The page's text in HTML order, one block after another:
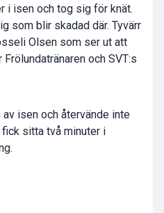
i isen och tog sig för knät.
som blir skadad där. Tyvärr
Olsen som ser ut att
och SVT:s
isen och återvände inte
fick sitta två minuter i